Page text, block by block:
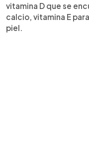
vitamina D que se
calcio, vitamina E
piel.